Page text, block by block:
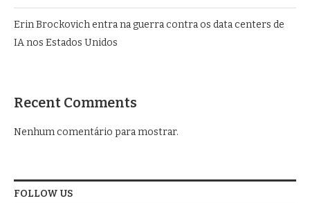
Erin Brockovich entra na guerra contra os data centers de
IA nos Estados Unidos
Recent Comments
Nenhum comentário para mostrar.
FOLLOW US